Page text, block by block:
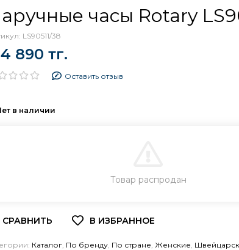
часы Rotary
LS90511/38
890 тг.
Оставить отзыв
ЗАКАЗ В ОДИН КЛИК
Товар распродан
Каталог По бренду По стране Женские